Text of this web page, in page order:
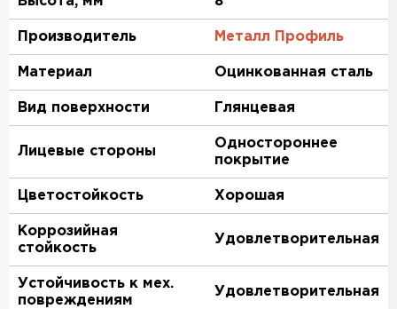
Производитель Металл Профиль
Материал Оцинкованная сталь
Вид поверхности Глянцевая
Лицевые стороны
Одностороннее
покрытие
Цветостойкость Хорошая
Коррозийная
стойкость
Удовлетворительная
Устойчивость к мех.
повреждениям
Удовлетворительная